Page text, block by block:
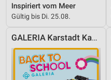
Inspiriert vom Meer
Gültig bis Di. 25.08.
GALERIA Karstadt Kaufhof